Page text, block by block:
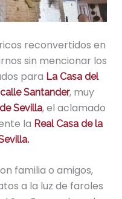
reconvertidos en
sin mencionar los
para La Casa del
calle Santander, muy
Sevilla, el aclamado
la Real Casa de la
familia o amigos,
a la luz de faroles